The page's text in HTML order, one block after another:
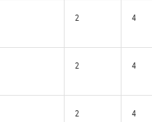
2 4
2 4
2 4